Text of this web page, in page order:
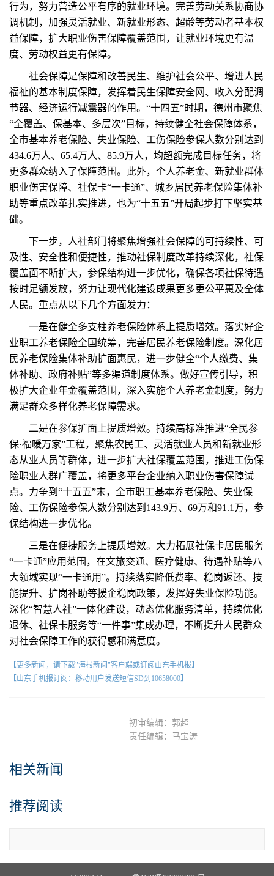
行为，努力营造公平有序的就业环境。完善劳动关系协商协
调机制，加强灵活就业、新就业形态、超龄等劳动者基本权
益保障，扩大职业伤害保障覆盖范围，让就业环境更有温
度、劳动权益更有保障。
社会保障是保障和改善民生、维护社会公平、增进人民
福祉的基本制度保障，发挥着民生保障安全网、收入分配调
节器、经济运行减震器的作用。“十四五”时期，德州市聚焦
“全覆盖、保基本、多层次”目标，持续健全社会保障体系，
全市基本养老保险、失业保险、工伤保险参保人数分别达到
434.6万人、65.4万人、85.9万人，均超额完成目标任务，将
更多群众纳入了保障范围。此外，个人养老金、新就业群体
职业伤害保障、社保卡“一卡通”、城乡居民养老保险集体补
助等重点改革扎实推进，也为“十五五”开局起步打下坚实基
础。
下一步，人社部门将聚焦增强社会保障的可持续性、可
及性、安全性和便捷性，推动社保制度改革持续深化，社保
覆盖面不断扩大，参保结构进一步优化，确保各项社保待遇
按时足额发放，努力让现代化建设成果更多更公平惠及全体
人民。重点从以下几个方面发力：
一是在健全多支柱养老保险体系上提质增效。落实好企
业职工养老保险全国统筹，完善居民养老保险制度。深化居
民养老保险集体补助扩面惠民，进一步健全“个人缴费、集
体补助、政府补贴”等多渠道制度体系。做好宣传引导，积
极扩大企业年金覆盖范围，深入实施个人养老金制度，努力
满足群众多样化养老保障需求。
二是在参保扩面上提质增效。持续高标准推进“全民参
保·福暖万家”工程，聚焦农民工、灵活就业人员和新就业形
态从业人员等群体，进一步扩大社保覆盖范围，推进工伤保
险职业人群广覆盖，将更多平台企业纳入职业伤害保障试
点。力争到“十五五”末，全市职工基本养老保险、失业保
险、工伤保险参保人数分别达到143.9万、69万和91.1万，参
保结构进一步优化。
三是在便捷服务上提质增效。大力拓展社保卡居民服务
“一卡通”应用范围，在文旅交通、医疗健康、待遇补贴等八
大领域实现“一卡通用”。持续落实降低费率、稳岗返还、技
能提升、扩岗补助等援企稳岗政策，发挥好失业保险功能。
深化“智慧人社”一体化建设，动态优化服务清单，持续优化
退休、社保卡服务等“一件事”集成办理，不断提升人民群众
对社会保障工作的获得感和满意度。
【更多新闻，请下载"海报新闻"客户端或订阅山东手机报】
【山东手机报订阅：移动用户发送短信SD到10658000】
初审编辑：郭超
责任编辑：马宝涛
相关新闻
推荐阅读
查看更多